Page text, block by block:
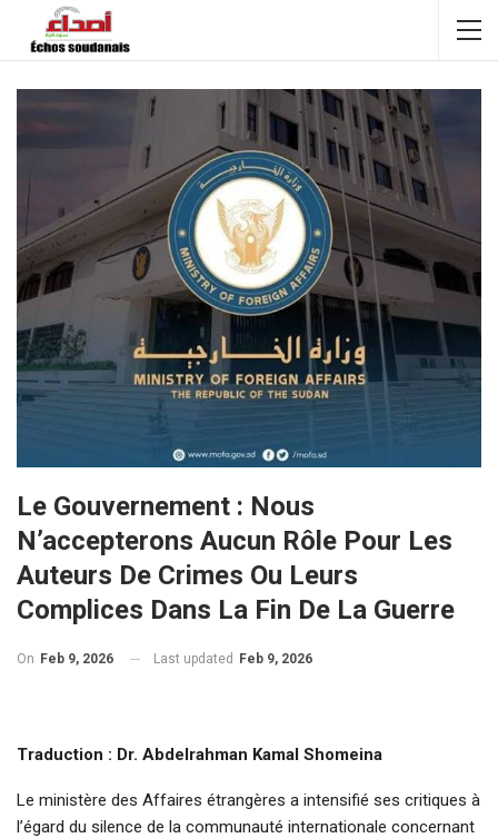
Le Gouvernement : Nous
N’accepterons Aucun Rôle Pour Les
Auteurs De Crimes Ou Leurs
Complices Dans La Fin De La Guerre
On Feb 9, 2026 Last updated Feb 9, 2026
Traduction : Dr. Abdelrahman Kamal Shomeina
Le ministère des Affaires étrangères a intensifié ses critiques à
l’égard du silence de la communauté internationale concernant